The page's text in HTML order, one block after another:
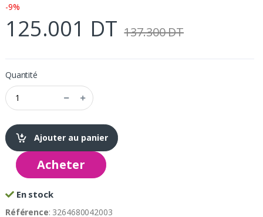
-9%
125.001 DT 137.300 DT
Quantité
Ajouter au panier
Acheter
En stock
Référence: 3264680042003